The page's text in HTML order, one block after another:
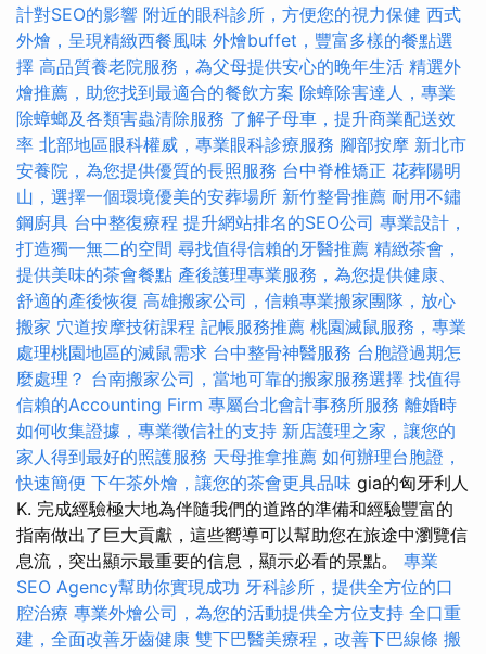
計對SEO的影響 附近的眼科診所，方便您的視力保健 西式
外燴，呈現精緻西餐風味 外燴buffet，豐富多樣的餐點選
擇 高品質養老院服務，為父母提供安心的晚年生活 精選外
燴推薦，助您找到最適合的餐飲方案 除蟑除害達人，專業
除蟑螂及各類害蟲清除服務 了解子母車，提升商業配送效
率 北部地區眼科權威，專業眼科診療服務 腳部按摩 新北市
安養院，為您提供優質的長照服務 台中脊椎矯正 花葬陽明
山，選擇一個環境優美的安葬場所 新竹整骨推薦 耐用不鏽
鋼廚具 台中整復療程 提升網站排名的SEO公司 專業設計，
打造獨一無二的空間 尋找值得信賴的牙醫推薦 精緻茶會，
提供美味的茶會餐點 產後護理專業服務，為您提供健康、
舒適的產後恢復 高雄搬家公司，信賴專業搬家團隊，放心
搬家 穴道按摩技術課程 記帳服務推薦 桃園滅鼠服務，專業
處理桃園地區的滅鼠需求 台中整骨神醫服務 台胞證過期怎
麼處理？ 台南搬家公司，當地可靠的搬家服務選擇 找值得
信賴的Accounting Firm 專屬台北會計事務所服務 離婚時
如何收集證據，專業徵信社的支持 新店護理之家，讓您的
家人得到最好的照護服務 天母推拿推薦 如何辦理台胞證，
快速簡便 下午茶外燴，讓您的茶會更具品味 gia的匈牙利人
K. 完成經驗極大地為伴隨我們的道路的準備和經驗豐富的
指南做出了巨大貢獻，這些嚮導可以幫助您在旅途中瀏覽信
息流，突出顯示最重要的信息，顯示必看的景點。 專業
SEO Agency幫助你實現成功 牙科診所，提供全方位的口
腔治療 專業外燴公司，為您的活動提供全方位支持 全口重
建，全面改善牙齒健康 雙下巴醫美療程，改善下巴線條 搬